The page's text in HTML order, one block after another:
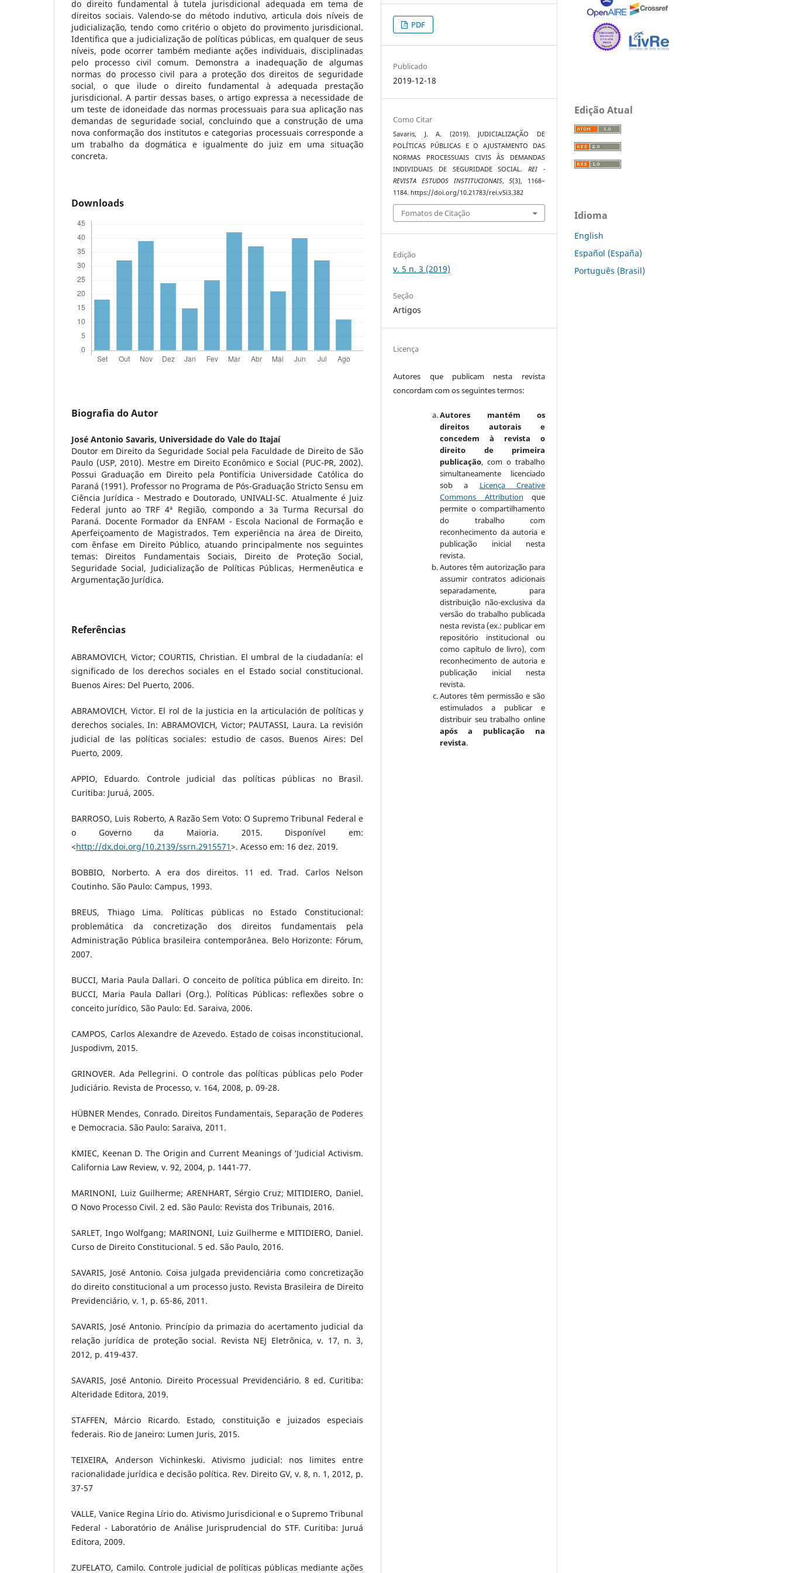
do direito fundamental à tutela jurisdicional adequada em tema de
direitos sociais. Valendo-se do método indutivo, articula dois níveis de
judicialização, tendo como critério o objeto do provimento jurisdicional.
Identifica que a judicialização de políticas públicas, em qualquer de seus
níveis, pode ocorrer também mediante ações individuais, disciplinadas
pelo processo civil comum. Demonstra a inadequação de algumas
normas do processo civil para a proteção dos direitos de seguridade
social, o que ilude o direito fundamental à adequada prestação
jurisdicional. A partir dessas bases, o artigo expressa a necessidade de
um teste de idoneidade das normas processuais para sua aplicação nas
demandas de seguridade social, concluindo que a construção de uma
nova conformação dos institutos e categorias processuais corresponde a
um trabalho da dogmática e igualmente do juiz em uma situação
concreta.
Downloads
Biografia do Autor
José Antonio Savaris, Universidade do Vale do Itajaí
Doutor em Direito da Seguridade Social pela Faculdade de Direito de São
Paulo (USP, 2010). Mestre em Direito Econômico e Social (PUC-PR, 2002).
Possui Graduação em Direito pela Pontifícia Universidade Católica do
Paraná (1991). Professor no Programa de Pós-Graduação Stricto Sensu em
Ciência Jurídica - Mestrado e Doutorado, UNIVALI-SC. Atualmente é Juiz
Federal junto ao TRF 4ª Região, compondo a 3a Turma Recursal do
Paraná. Docente Formador da ENFAM - Escola Nacional de Formação e
Aperfeiçoamento de Magistrados. Tem experiência na área de Direito,
com ênfase em Direito Público, atuando principalmente nos seguintes
temas: Direitos Fundamentais Sociais, Direito de Proteção Social,
Seguridade Social, Judicialização de Políticas Públicas, Hermenêutica e
Argumentação Jurídica.
Referências
ABRAMOVICH, Victor; COURTIS, Christian. El umbral de la ciudadanía: el
significado de los derechos sociales en el Estado social constitucional.
Buenos Aires: Del Puerto, 2006.
ABRAMOVICH, Victor. El rol de la justicia en la articulación de políticas y
derechos sociales. In: ABRAMOVICH, Victor; PAUTASSI, Laura. La revisión
judicial de las políticas sociales: estudio de casos. Buenos Aires: Del
Puerto, 2009.
APPIO, Eduardo. Controle judicial das políticas públicas no Brasil.
Curitiba: Juruá, 2005.
BARROSO, Luis Roberto, A Razão Sem Voto: O Supremo Tribunal Federal e
o Governo da Maioria. 2015. Disponível em:
<http://dx.doi.org/10.2139/ssrn.2915571>. Acesso em: 16 dez. 2019.
BOBBIO, Norberto. A era dos direitos. 11 ed. Trad. Carlos Nelson
Coutinho. São Paulo: Campus, 1993.
BREUS, Thiago Lima. Políticas públicas no Estado Constitucional:
problemática da concretização dos direitos fundamentais pela
Administração Pública brasileira contemporânea. Belo Horizonte: Fórum,
2007.
BUCCI, Maria Paula Dallari. O conceito de política pública em direito. In:
BUCCI, Maria Paula Dallari (Org.). Políticas Públicas: reflexões sobre o
conceito jurídico, São Paulo: Ed. Saraiva, 2006.
CAMPOS, Carlos Alexandre de Azevedo. Estado de coisas inconstitucional.
Juspodivm, 2015.
GRINOVER. Ada Pellegrini. O controle das políticas públicas pelo Poder
Judiciário. Revista de Processo, v. 164, 2008, p. 09-28.
HÜBNER Mendes, Conrado. Direitos Fundamentais, Separação de Poderes
e Democracia. São Paulo: Saraiva, 2011.
KMIEC, Keenan D. The Origin and Current Meanings of ‘Judicial Activism.
California Law Review, v. 92, 2004, p. 1441-77.
MARINONI, Luiz Guilherme; ARENHART, Sérgio Cruz; MITIDIERO, Daniel.
O Novo Processo Civil. 2 ed. São Paulo: Revista dos Tribunais, 2016.
SARLET, Ingo Wolfgang; MARINONI, Luiz Guilherme e MITIDIERO, Daniel.
Curso de Direito Constitucional. 5 ed. São Paulo, 2016.
SAVARIS, José Antonio. Coisa julgada previdenciária como concretização
do direito constitucional a um processo justo. Revista Brasileira de Direito
Previdenciário, v. 1, p. 65-86, 2011.
SAVARIS, José Antonio. Princípio da primazia do acertamento judicial da
relação jurídica de proteção social. Revista NEJ Eletrônica, v. 17, n. 3,
2012, p. 419-437.
SAVARIS, José Antonio. Direito Processual Previdenciário. 8 ed. Curitiba:
Alteridade Editora, 2019.
STAFFEN, Márcio Ricardo. Estado, constituição e juizados especiais
federais. Rio de Janeiro: Lumen Juris, 2015.
TEIXEIRA, Anderson Vichinkeski. Ativismo judicial: nos limites entre
racionalidade jurídica e decisão política. Rev. Direito GV, v. 8, n. 1, 2012, p.
37-57
VALLE, Vanice Regina Lírio do. Ativismo Jurisdicional e o Supremo Tribunal
Federal - Laboratório de Análise Jurisprudencial do STF. Curitiba: Juruá
Editora, 2009.
ZUFELATO, Camilo. Controle judicial de políticas públicas mediante ações
PDF
Publicado
2019-12-18
Como Citar
Savaris, J. A. (2019). JUDICIALIZAÇÃO DE
POLÍTICAS PÚBLICAS E O AJUSTAMENTO DAS
NORMAS PROCESSUAIS CIVIS ÀS DEMANDAS
INDIVIDUAIS DE SEGURIDADE SOCIAL.REI -
REVISTA ESTUDOS INSTITUCIONAIS,5(3), 1168–
1184. https://doi.org/10.21783/rei.v5i3.382
Fomatos de Citação
Edição
v. 5 n. 3 (2019)
Seção
Artigos
Licença
Autores que publicam nesta revista
concordam com os seguintes termos:
Autores mantém os
direitos autorais e
concedem à revista o
direito de primeira
publicação, com o trabalho
simultaneamente licenciado
sob a Licença Creative
Commons Attribution que
permite o compartilhamento
do trabalho com
reconhecimento da autoria e
publicação inicial nesta
revista.
Autores têm autorização para
assumir contratos adicionais
separadamente, para
distribuição não-exclusiva da
versão do trabalho publicada
nesta revista (ex.: publicar em
repositório institucional ou
como capítulo de livro), com
reconhecimento de autoria e
publicação inicial nesta
revista.
Autores têm permissão e são
estimulados a publicar e
distribuir seu trabalho online
após a publicação na
revista.
Edição Atual
Idioma
English
Español (España)
Português (Brasil)